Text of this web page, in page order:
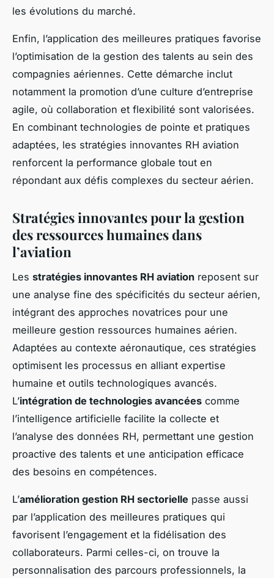
les évolutions du marché.
Enfin, l’application des meilleures pratiques favorise
l’optimisation de la gestion des talents au sein des
compagnies aériennes. Cette démarche inclut
notamment la promotion d’une culture d’entreprise
agile, où collaboration et flexibilité sont valorisées.
En combinant technologies de pointe et pratiques
adaptées, les stratégies innovantes RH aviation
renforcent la performance globale tout en
répondant aux défis complexes du secteur aérien.
Stratégies innovantes pour la gestion
des ressources humaines dans
l’aviation
Les stratégies innovantes RH aviation reposent sur
une analyse fine des spécificités du secteur aérien,
intégrant des approches novatrices pour une
meilleure gestion ressources humaines aérien.
Adaptées au contexte aéronautique, ces stratégies
optimisent les processus en alliant expertise
humaine et outils technologiques avancés.
L’intégration de technologies avancées comme
l’intelligence artificielle facilite la collecte et
l’analyse des données RH, permettant une gestion
proactive des talents et une anticipation efficace
des besoins en compétences.
L’amélioration gestion RH sectorielle passe aussi
par l’application des meilleures pratiques qui
favorisent l’engagement et la fidélisation des
collaborateurs. Parmi celles-ci, on trouve la
personnalisation des parcours professionnels, la